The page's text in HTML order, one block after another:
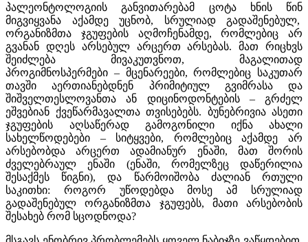
პალეონტოლოგიის განვითარებამ ცოტა ხნის წინ
მიგვიყვანა აქამდე უცნობ, სრულიადგადაშენებულ,
ორგანიზმთა ჯგუფების აღმოჩენამდე, რომლებიც არ
გვანან დღეს არსებულ არცერთ არსებას. მათ რიცხვს
შეიძლება მივაკუთვნოთ, მაგალითად
პროგიმნოსპერმები – მცენარეები, რომლებიც საკუთარ
თავში აერთიანებდნენ პრიმიტიულ გვიმრასა და
შიშველთესლოვანთა ან დიცინოდონტების – გრძელ
ეშვებიან ქვეწარმავალთა თვისებებს. ბუნებრივია ასეთი
ჯგუფების აღსაწერად გამოგონილი იქნა ახალი
სახელწოდებები – სიტყვები, რომლებიც აქამდე არ
არსებობდა არცერთ ადამიანურ ენაში, მათ შორის
ძველებრაულ ენაში (ენაში, რომელზეც დაწერილია
შესაქმეს წიგნი), და წარმოიშობა ძალიან რთული
საკითხი: როგორ უწოდებდა მოსე ამ სრულიად
გადაშენებულ ორგანიზმთა ჯგუფებს, მათი არსებობის
შესახებ რომ სცოდნოდა?